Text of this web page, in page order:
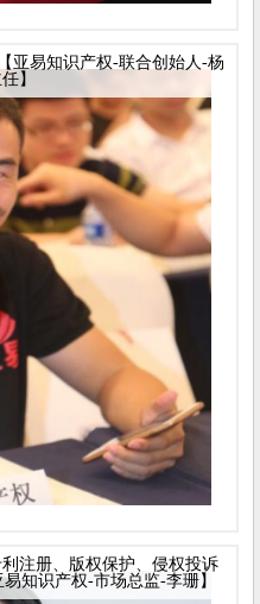
亚易知识产权-联合创始人-杨
】
注册、版权保护、侵权投诉
知识产权-市场总监-李珊】